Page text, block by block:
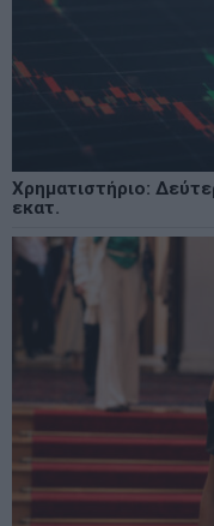
Χρηματιστήριο:
εκατ.